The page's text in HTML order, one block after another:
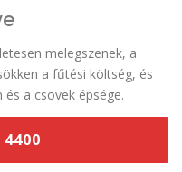
melegszenek, a
a fűtési költség, és
a csövek épsége.
4400